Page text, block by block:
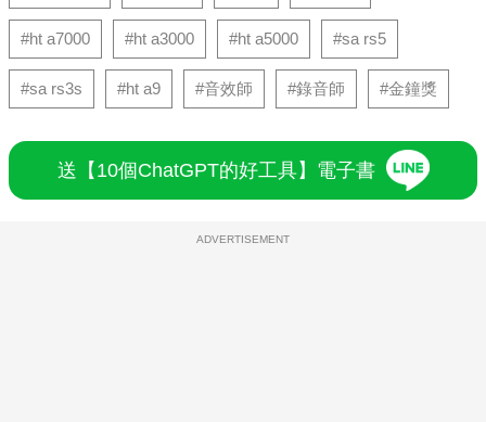
#ht a7000 #ht a3000 #ht a5000 #sa rs5
#sa rs3s #ht a9 #音效師 #錄音師 #金鐘獎
送【10個ChatGPT的好工具】電子書
ADVERTISEMENT